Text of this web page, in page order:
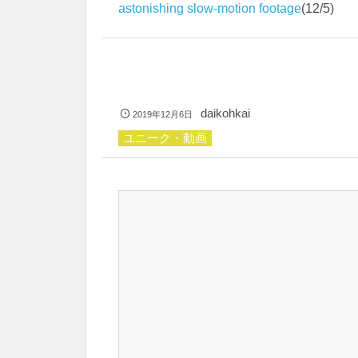
astonishing slow-motion footage(12/5)
2019年12月6日
daikohkai
ユニーク・動画